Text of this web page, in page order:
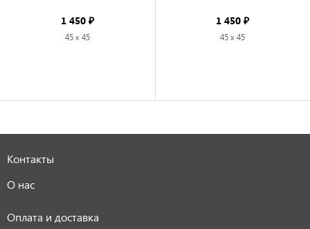
1 450 ₽
45 x 45
1 450 ₽
45 x 45
Контакты
О нас
Оплата и доставка